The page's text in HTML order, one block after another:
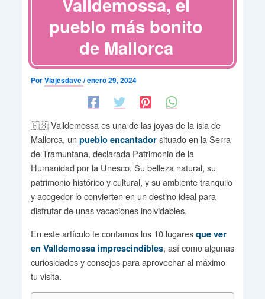
pueblo más bonito
de Mallorca
PorViajesdave/enero 29, 2024
🇪🇸 Valldemossa es una de las joyas de la isla de
Mallorca, un pueblo encantadorsituado en la Serra
de Tramuntana, declarada Patrimonio de la
Humanidad por la Unesco. Su belleza natural, su
patrimonio histórico y cultural, y su ambiente tranquilo
y acogedor lo convierten en un destino ideal para
disfrutar de unas vacaciones inolvidables.
En este artículo te contamos los 10 lugares que ver
en Valldemossa imprescindibles, así como algunas
curiosidades y consejos para aprovechar al máximo
tu visita.